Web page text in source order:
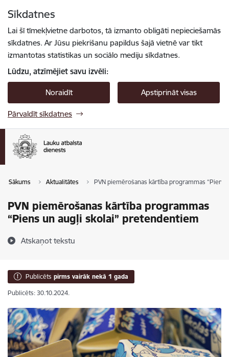
Sīkdatnes
Lai šī tīmekļvietne darbotos, tā izmanto obligāti nepieciešamās
sīkdatnes. Ar Jūsu piekrišanu papildus šajā vietnē var tikt
izmantotas statistikas un sociālo mediju sīkdatnes.
Lūdzu, atzīmējiet savu izvēli:
Noraidīt Apstiprināt visas
Pārvaldīt sīkdatnes
Sākums Aktualitātes PVN piemērošanas kārtība programmas
PVN piemērošanas kārtība programmas
“Piens un augļi skolai” pretendentiem
Atskaņot tekstu
Publicēts pirms vairāk nekā 1 gada
Publicēts: 30.10.2024.